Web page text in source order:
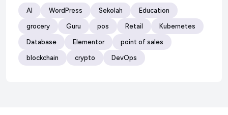
AI WordPress Sekolah Education
grocery Guru pos Retail Kubernetes
Database Elementor point of sales
blockchain crypto DevOps